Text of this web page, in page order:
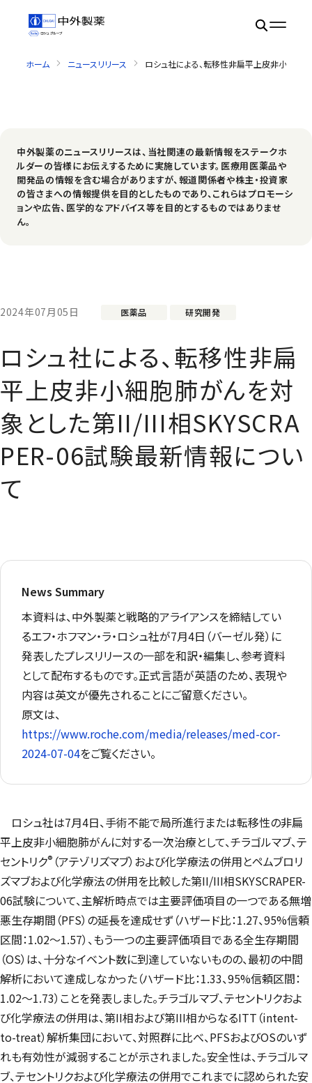
ホーム ニュースリリース ロシュ社による、転移性非扁平上皮非小細胞
中外製薬のニュースリリースは、当社関連の最新情報をステークホ
ルダーの皆様にお伝えするために実施しています。医療用医薬品や
開発品の情報を含む場合がありますが、報道関係者や株主・投資家
の皆さまへの情報提供を目的としたものであり、これらはプロモーシ
ョンや広告、医学的なアドバイス等を目的とするものではありませ
ん。
2024年07月05日 医薬品 研究開発
ロシュ社による、転移性非扁
平上皮非小細胞肺がんを対
象とした第II/III相SKYSCRA
PER-06試験最新情報につい
て
News Summary
本資料は、中外製薬と戦略的アライアンスを締結してい
るエフ・ホフマン・ラ・ロシュ社が7月4日（バーゼル発）に
発表したプレスリリースの一部を和訳・編集し、参考資料
として配布するものです。正式言語が英語のため、表現や
内容は英文が優先されることにご留意ください。
原文は、
https://www.roche.com/media/releases/med-cor-
2024-07-04をご覧ください。
ロシュ社は7月4日、手術不能で局所進行または転移性の非扁
平上皮非小細胞肺がんに対する一次治療として、チラゴルマブ、テ
セントリク® （アテゾリズマブ）および化学療法の併用とペムブロリ
ズマブおよび化学療法の併用を比較した第II/III相SKYSCRAPER-
06試験について、主解析時点では主要評価項目の一つである無増
悪生存期間（PFS）の延長を達成せず（ハザード比：1.27、95%信頼
区間：1.02～1.57）、もう一つの主要評価項目である全生存期間
（OS）は、十分なイベント数に到達していないものの、最初の中間
解析において達成しなかった（ハザード比：1.33、95%信頼区間：
1.02～1.73）ことを発表しました。チラゴルマブ、テセントリクおよ
び化学療法の併用は、第II相および第III相からなるITT（intent-
to-treat）解析集団において、対照群に比べ、PFSおよびOSのいず
れも有効性が減弱することが示されました。安全性は、チラゴルマ
ブ、テセントリクおよび化学療法の併用でこれまでに認められた安